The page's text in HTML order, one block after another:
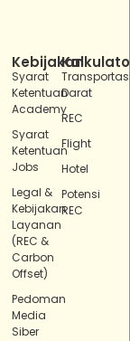
Kebijakan
Syarat
Ketentuan
Academy
Syarat
Ketentuan
Jobs
Legal &
Kebijakan
Layanan
(REC &
Carbon
Offset)
Pedoman
Media
Siber
Darat
REC
Flight
Hotel
Potensi
REC